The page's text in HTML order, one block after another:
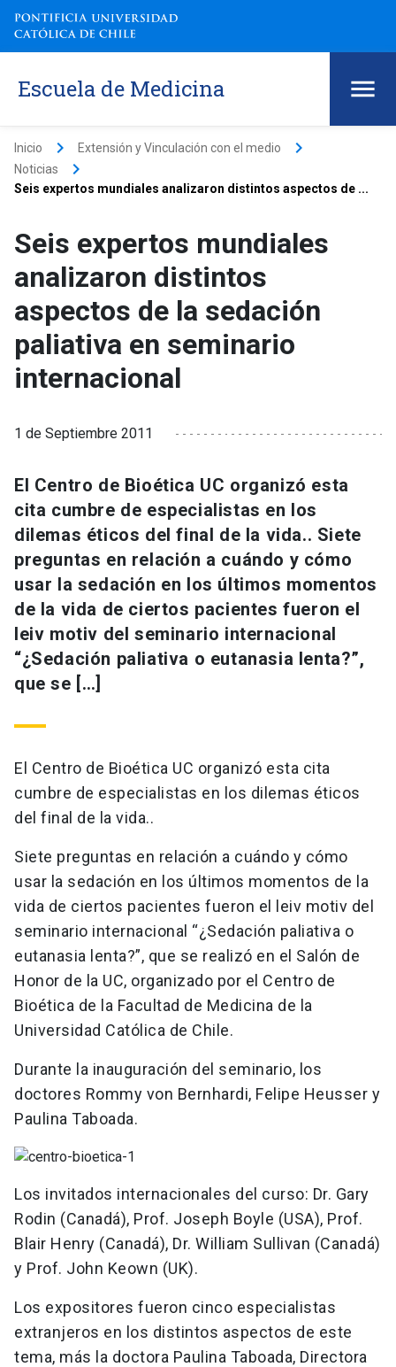
Escuela de Medicina
Inicio keyboard_arrow_right Extensión y Vinculación con el medio keyboard_arrow_right
Noticias keyboard_arrow_right
Seis expertos mundiales analizaron distintos aspectos de ...
Seis expertos mundiales
analizaron distintos
aspectos de la sedación
paliativa en seminario
internacional
1 de Septiembre 2011
El Centro de Bioética UC organizó esta
cita cumbre de especialistas en los
dilemas éticos del final de la vida.. Siete
preguntas en relación a cuándo y cómo
usar la sedación en los últimos momentos
de la vida de ciertos pacientes fueron el
leiv motiv del seminario internacional
“¿Sedación paliativa o eutanasia lenta?”,
que se […]
El Centro de Bioética UC organizó esta cita
cumbre de especialistas en los dilemas éticos
del final de la vida..
Siete preguntas en relación a cuándo y cómo
usar la sedación en los últimos momentos de la
vida de ciertos pacientes fueron el
leiv motiv del
seminario internacional “¿Sedación paliativa o
eutanasia lenta?”, que se realizó en el Salón de
Honor de la UC, organizado por el Centro de
Bioética de la Facultad de Medicina de la
Universidad Católica de Chile.
Durante la inauguración del seminario, los
doctores Rommy von Bernhardi, Felipe Heusser y
Paulina Taboada.
Los invitados internacionales del curso: Dr. Gary
Rodin (Canadá), Prof. Joseph Boyle (USA), Prof.
Blair Henry (Canadá), Dr. William Sullivan (Canadá)
y Prof. John Keown (UK).
Los expositores fueron cinco especialistas
extranjeros en los distintos aspectos de este
tema, más la doctora Paulina Taboada, Directora